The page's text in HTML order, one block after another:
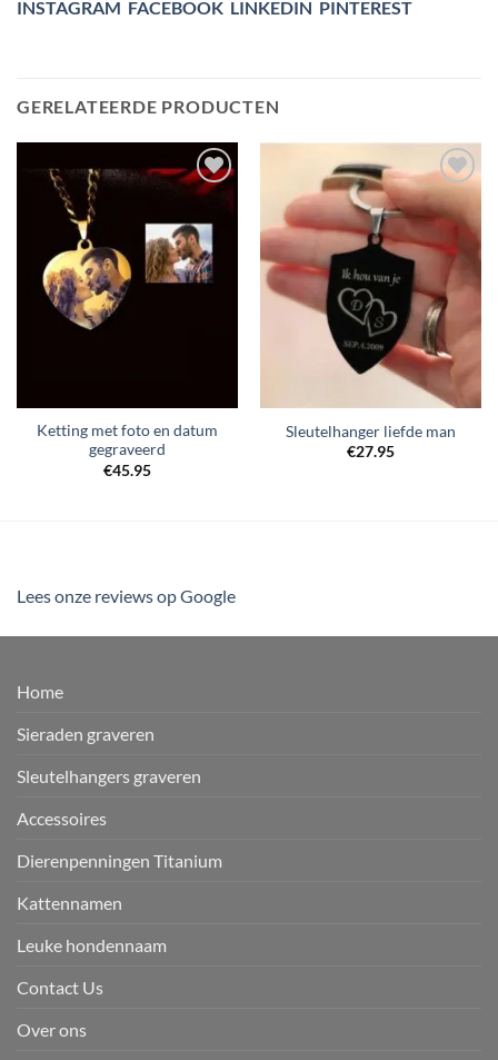
INSTAGRAM FACEBOOK LINKEDIN PINTEREST
GERELATEERDE PRODUCTEN
Toevoegen
verlanglijst
Ketting met foto en datum
gegraveerd
€45.95
Toevoegen
aan
verlanglijst
Sleutelhanger liefde man
€27.95
Lees onze reviews op Google
Home
Sieraden graveren
Sleutelhangers graveren
Accessoires
Dierenpenningen Titanium
Kattennamen
Leuke hondennaam
Contact Us
Over ons